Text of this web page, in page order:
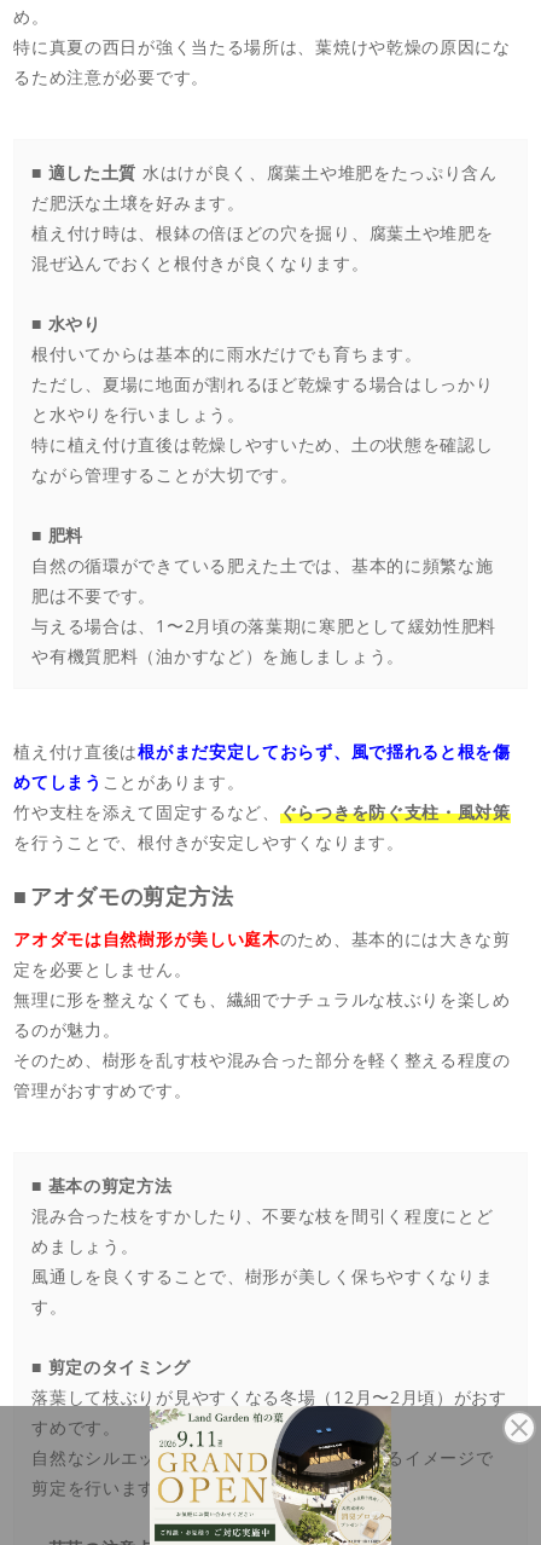
め。
特に真夏の西日が強く当たる場所は、葉焼けや乾燥の原因にな
るため注意が必要です。
■ 適した土質 水はけが良く、腐葉土や堆肥をたっぷり含ん
だ肥沃な土壌を好みます。
植え付け時は、根鉢の倍ほどの穴を掘り、腐葉土や堆肥を
混ぜ込んでおくと根付きが良くなります。
■ 水やり
根付いてからは基本的に雨水だけでも育ちます。
ただし、夏場に地面が割れるほど乾燥する場合はしっかり
と水やりを行いましょう。
特に植え付け直後は乾燥しやすいため、土の状態を確認し
ながら管理することが大切です。
■ 肥料
自然の循環ができている肥えた土では、基本的に頻繁な施
肥は不要です。
与える場合は、1〜2月頃の落葉期に寒肥として緩効性肥料
や有機質肥料（油かすなど）を施しましょう。
植え付け直後は根がまだ安定しておらず、風で揺れると根を傷
めてしまう ことがあります。
竹や支柱を添えて固定するなど、 ぐらつきを防ぐ支柱・風対策
を行うことで、根付きが安定しやすくなります。
アオダモの剪定方法
アオダモは自然樹形が美しい庭木のため、基本的には大きな剪
定を必要としません。
無理に形を整えなくても、繊細でナチュラルな枝ぶりを楽しめ
るのが魅力。
そのため、樹形を乱す枝や混み合った部分を軽く整える程度の
管理がおすすめです。
■ 基本の剪定方法
混み合った枝をすかしたり、不要な枝を間引く程度にとど
めましょう。
風通しを良くすることで、樹形が美しく保ちやすくなりま
す。
■ 剪定のタイミング
落葉して枝ぶりが見やすくなる冬場（12月〜2月頃）がおす
すめです。
自然なシルエットを活かしながら、軽く整えるイメージで
剪定を行います。